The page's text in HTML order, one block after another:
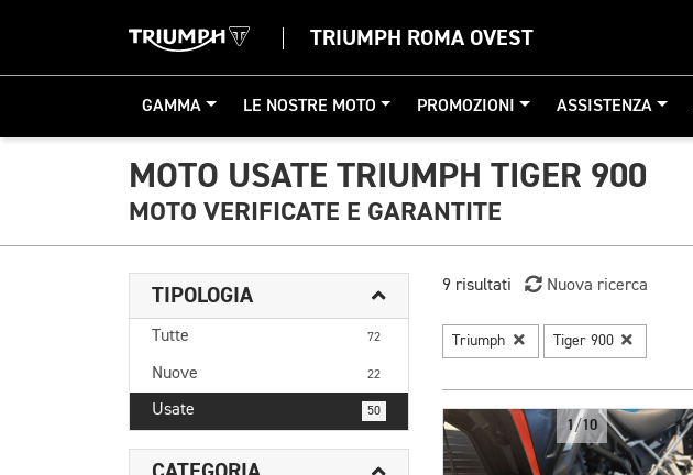
TRIUMPH ROMA OVEST
GAMMA LE NOSTRE MOTO PROMOZIONI ASSISTENZA
MOTO USATE TRIUMPH TIGER 900
MOTO VERIFICATE E GARANTITE
TIPOLOGIA
Tutte 72
Nuove 22
Usate 50
9 risultati Nuova ricerca
Triumph Tiger 900
1/10